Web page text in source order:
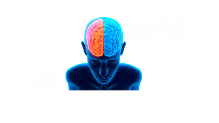
Diciembre
Octubre
Septiembre
Agosto